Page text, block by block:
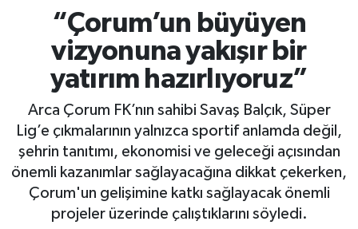
“Çorum’un büyüyen
vizyonuna yakışır bir
yatırım hazırlıyoruz”
Arca Çorum FK’nın sahibi Savaş Balçık, Süper
Lig’e çıkmalarının yalnızca sportif anlamda değil,
şehrin tanıtımı, ekonomisi ve geleceği açısından
önemli kazanımlar sağlayacağına dikkat çekerken,
Çorum'un gelişimine katkı sağlayacak önemli
projeler üzerinde çalıştıklarını söyledi.
Resmi İlanlar
Alaca
Bayat
Boğazkale
Dodurga
İskilip
Çorum Namaz Vakitleri
Trafik Durumu
Süper Lig Puan Durumu ve Fikstür
Tüm Manşetler
Son Dakika Haberleri
Haber Arşivi